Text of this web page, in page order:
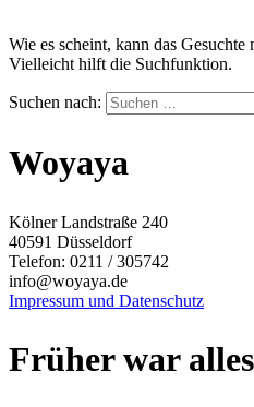
Wie es scheint, kann das
Vielleicht hilft die Suchfunktion.
Suchen nach:
Woyaya
Kölner Landstraße 240
40591 Düsseldorf
Telefon: 0211 / 305742
info@woyaya.de
Impressum und Datenschutz
Früher war